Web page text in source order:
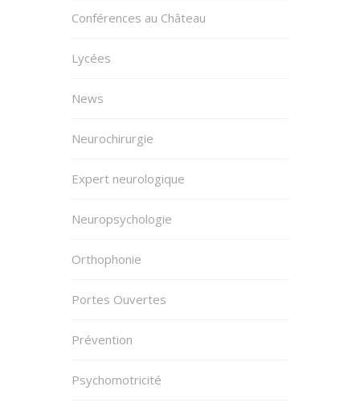
Conférences au Château
Lycées
News
Neurochirurgie
Expert neurologique
Neuropsychologie
Orthophonie
Portes Ouvertes
Prévention
Psychomotricité